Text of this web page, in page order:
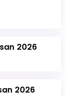
2026
2026